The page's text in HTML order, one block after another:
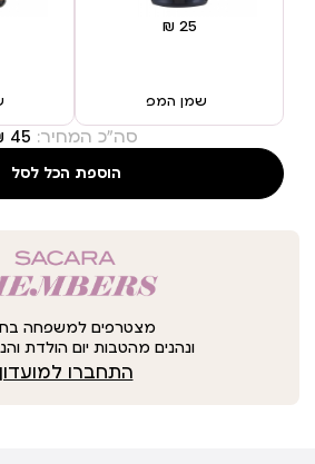
שמן המפ
סה"כ המחיר:
הוספת הכל לסל
מצטרפים למשפחה
ונהנים מהטבות יום הולדת
התחברו למועדון